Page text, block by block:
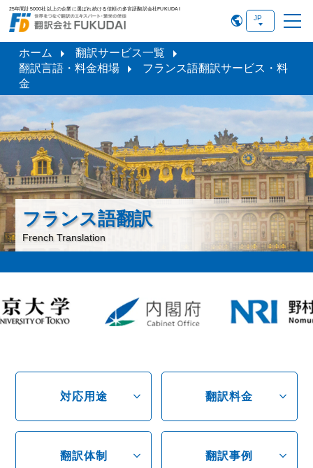
25年間計5000社以上の企業に選ばれ続ける信頼の多言語翻訳会社FUKUDAI
フランス語翻訳
French Translation
ホーム
翻訳サービス一覧
翻訳言語・料金相場
フランス語翻訳サービス・料
金
対応用途 expand_more 翻訳料金 expand_more
翻訳体制 expand_more 翻訳事例 expand_more